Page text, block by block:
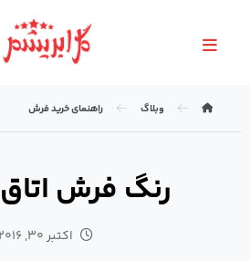
وبلاگ راهنمای خرید فرش
رنگ فرش
اکتبر ۳۰, ۲۰۱۶